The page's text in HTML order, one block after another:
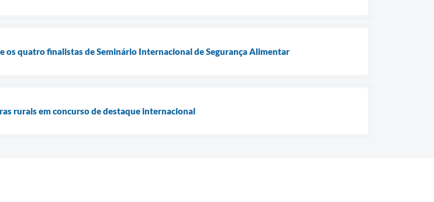
quatro finalistas de Seminário Internacional de Segurança Alimentar
rurais em concurso de destaque internacional